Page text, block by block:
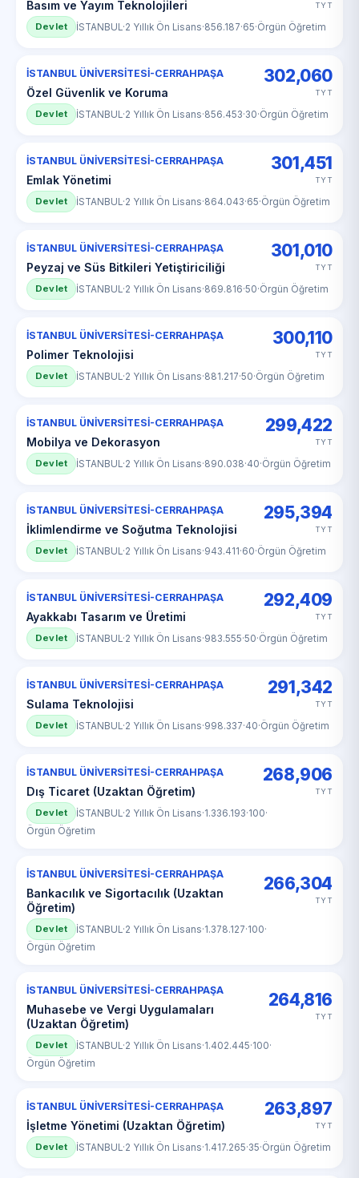
Basım ve Yayım Teknolojileri TYT
Devlet İSTANBUL ·2 Yıllık Ön Lisans·856.187·65·Örgün Öğretim
İSTANBUL ÜNİVERSİTESİ-CERRAHPAŞA
Özel Güvenlik ve Koruma
302,060
TYT
Devlet İSTANBUL ·2 Yıllık Ön Lisans·856.453·30·Örgün Öğretim
İSTANBUL ÜNİVERSİTESİ-CERRAHPAŞA
Emlak Yönetimi
301,451
TYT
Devlet İSTANBUL ·2 Yıllık Ön Lisans·864.043·65·Örgün Öğretim
İSTANBUL ÜNİVERSİTESİ-CERRAHPAŞA
Peyzaj ve Süs Bitkileri Yetiştiriciliği
301,010
TYT
Devlet İSTANBUL ·2 Yıllık Ön Lisans·869.816·50·Örgün Öğretim
İSTANBUL ÜNİVERSİTESİ-CERRAHPAŞA
Polimer Teknolojisi
300,110
TYT
Devlet İSTANBUL ·2 Yıllık Ön Lisans·881.217·50·Örgün Öğretim
İSTANBUL ÜNİVERSİTESİ-CERRAHPAŞA
Mobilya ve Dekorasyon
299,422
TYT
Devlet İSTANBUL ·2 Yıllık Ön Lisans·890.038·40·Örgün Öğretim
İSTANBUL ÜNİVERSİTESİ-CERRAHPAŞA
İklimlendirme ve Soğutma Teknolojisi
295,394
TYT
Devlet İSTANBUL ·2 Yıllık Ön Lisans·943.411·60·Örgün Öğretim
İSTANBUL ÜNİVERSİTESİ-CERRAHPAŞA
Ayakkabı Tasarım ve Üretimi
292,409
TYT
Devlet İSTANBUL ·2 Yıllık Ön Lisans·983.555·50·Örgün Öğretim
İSTANBUL ÜNİVERSİTESİ-CERRAHPAŞA
Sulama Teknolojisi
291,342
TYT
Devlet İSTANBUL ·2 Yıllık Ön Lisans·998.337·40·Örgün Öğretim
İSTANBUL ÜNİVERSİTESİ-CERRAHPAŞA
Dış Ticaret (Uzaktan Öğretim)
268,906
TYT
Devlet İSTANBUL ·2 Yıllık Ön Lisans·1.336.193·100·
Örgün Öğretim
İSTANBUL ÜNİVERSİTESİ-CERRAHPAŞA
Bankacılık ve Sigortacılık (Uzaktan
Öğretim)
266,304
TYT
Devlet İSTANBUL ·2 Yıllık Ön Lisans·1.378.127·100·
Örgün Öğretim
İSTANBUL ÜNİVERSİTESİ-CERRAHPAŞA
Muhasebe ve Vergi Uygulamaları
(Uzaktan Öğretim)
264,816
TYT
Devlet İSTANBUL ·2 Yıllık Ön Lisans·1.402.445·100·
Örgün Öğretim
İSTANBUL ÜNİVERSİTESİ-CERRAHPAŞA
İşletme Yönetimi (Uzaktan Öğretim)
263,897
TYT
Devlet İSTANBUL ·2 Yıllık Ön Lisans·1.417.265·35·Örgün Öğretim